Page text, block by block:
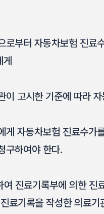
로부터 자동차보험 진료
이 고시한 기준에 따라
게 자동차보험 진료수가
구하여야 한다.
진료기록부에 의한
료기록을 작성한 의료